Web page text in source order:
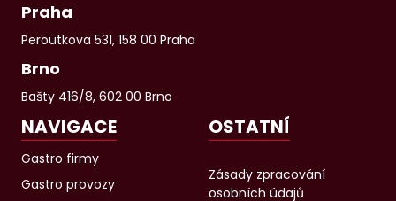
Praha
Peroutkova 531, 158 00 Praha
Brno
Bašty 416/8, 602 00 Brno
NAVIGACE
Gastro firmy
Gastro provozy
OSTATNÍ
Zásady zpracování
osobních údajů